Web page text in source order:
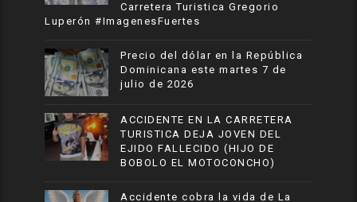
Carretera Turistica Gregorio
Luperón #ImagenesFuertes
Precio del dólar en la República
Dominicana este martes 7 de
julio de 2026
ACCIDENTE EN LA CARRETERA
TURISTICA DEJA JOVEN DEL
EJIDO FALLECIDO (HIJO DE
BOBOLO EL MOTOCONCHO)
Accidente cobra la vida de La